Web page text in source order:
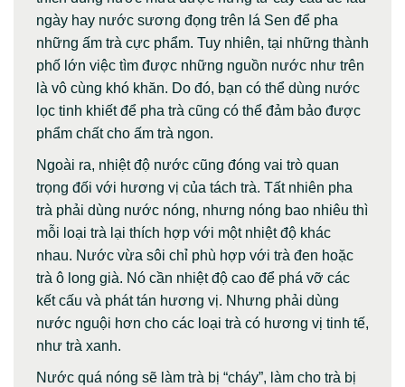
ngày hay nước sương đọng trên lá Sen để pha
những ấm trà cực phẩm. Tuy nhiên, tại những thành
phố lớn việc tìm được những nguồn nước như trên
là vô cùng khó khăn. Do đó, bạn có thể dùng nước
lọc tinh khiết để pha trà cũng có thể đảm bảo được
phẩm chất cho ấm trà ngon.
Ngoài ra, nhiệt độ nước cũng đóng vai trò quan
trọng đối với hương vị của tách trà. Tất nhiên pha
trà phải dùng nước nóng, nhưng nóng bao nhiêu thì
mỗi loại trà lại thích hợp với một nhiệt độ khác
nhau. Nước vừa sôi chỉ phù hợp với trà đen hoặc
trà ô long già. Nó cần nhiệt độ cao để phá vỡ các
kết cấu và phát tán hương vị. Nhưng phải dùng
nước nguội hơn cho các loại trà có hương vị tinh tế,
như trà xanh.
Nước quá nóng sẽ làm trà bị “cháy”, làm cho trà bị